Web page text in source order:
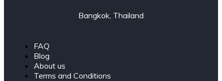
Bangkok, Thailand
FAQ
Blog
About us
Terms and Conditions